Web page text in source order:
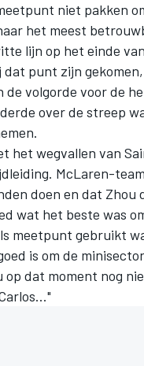
niet pakken
het meest
lijn op het einde
punt zijn
volgorde voor de
over de streep
het wegvallen van
McLaren-
doen en dat Zhou
wat het beste was
meetpunt gebruikt
is om de
dat moment nog